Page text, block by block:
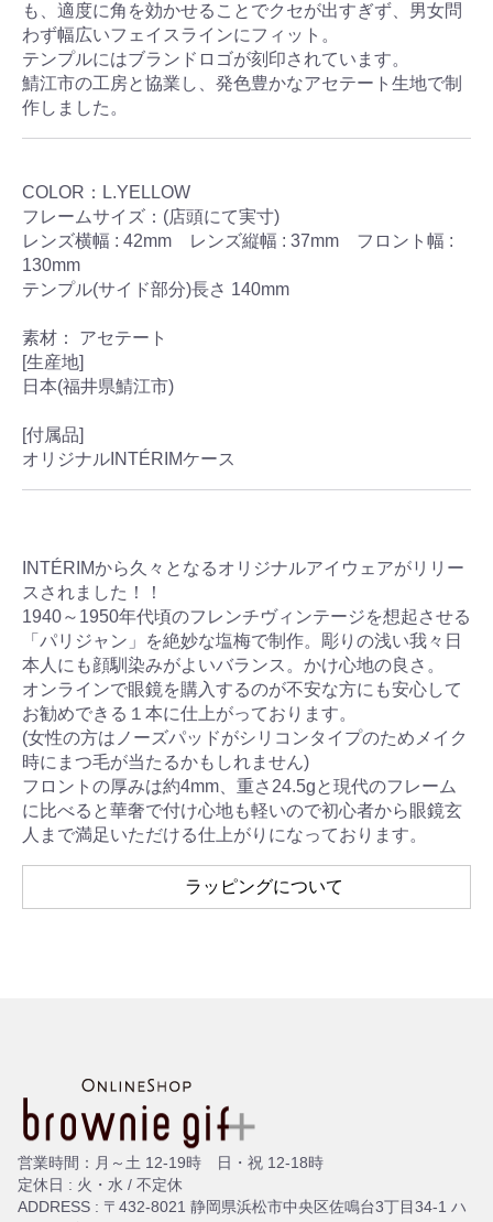
も、適度に⾓を効かせることでクセが出すぎず、男女問
わず幅広いフェイスラインにフィット。
テンプルにはブランドロゴが刻印されています。
鯖江市の⼯房と協業し、発⾊豊かなアセテート⽣地で制
作しました。
COLOR：L.YELLOW
フレームサイズ：(店頭にて実寸)
レンズ横幅 : 42mm レンズ縦幅 : 37mm フロント幅 :
130mm
テンプル(サイド部分)長さ 140mm
素材： アセテート
[生産地]
日本(福井県鯖江市)
[付属品]
オリジナルINTÉRIMケース
INTÉRIMから久々となるオリジナルアイウェアがリリー
スされました！！
1940～1950年代頃のフレンチヴィンテージを想起させる
「パリジャン」を絶妙な塩梅で制作。彫りの浅い我々日
本人にも顔馴染みがよいバランス。かけ心地の良さ。
オンラインで眼鏡を購入するのが不安な方にも安心して
お勧めできる１本に仕上がっております。
(女性の方はノーズパッドがシリコンタイプのためメイク
時にまつ毛が当たるかもしれません)
フロントの厚みは約4mm、重さ24.5gと現代のフレーム
に比べると華奢で付け心地も軽いので初心者から眼鏡玄
人まで満足いただける仕上がりになっております。
ラッピングについて
営業時間：月～土 12-19時 日・祝 12-18時
定休日 : 火・水 / 不定休
ADDRESS : 〒432-8021 静岡県浜松市中央区佐鳴台3丁目34-1 ハ